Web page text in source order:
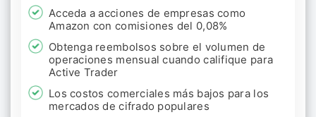
Acceda a acciones de empresas como
Amazon con comisiones del 0,08%
Obtenga reembolsos sobre el volumen de
operaciones mensual cuando califique para
Active Trader
Los costos comerciales más bajos para los
mercados de cifrado populares